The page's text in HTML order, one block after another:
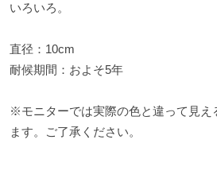
いろいろ。
直径：10cm
耐候期間：およそ5年
※モニターでは実際の色と違って見え
ます。ご了承ください。